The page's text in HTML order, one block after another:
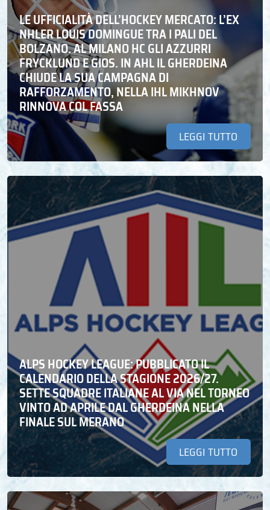
LE UFFICIALITÀ DELL’HOCKEY MERCATO: L’EX
NHLER LOUIS DOMINGUE TRA I PALI DEL
BOLZANO. AL MILANO HC GLI AZZURRI
FRYCKLUND E GIOS. IN AHL IL GHERDEINA
CHIUDE LA SUA CAMPAGNA DI
RAFFORZAMENTO, NELLA IHL MIKHNOV
RINNOVA COL FASSA
LEGGI TUTTO
ALPS HOCKEY LEAGUE: PUBBLICATO IL
CALENDARIO DELLA STAGIONE 2026/27.
SETTE SQUADRE ITALIANE AL VIA NEL TORNEO
VINTO AD APRILE DAL GHERDEINA NELLA
FINALE SUL MERANO
LEGGI TUTTO